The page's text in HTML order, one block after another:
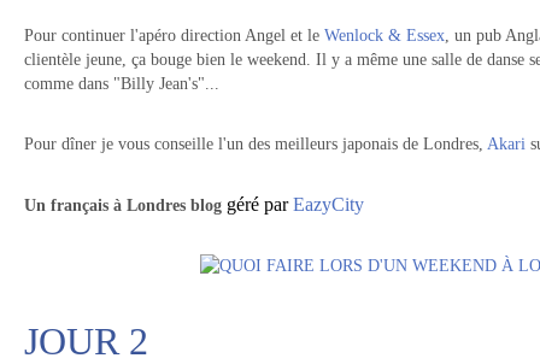
Pour continuer l'apéro direction Angel et le Wenlock & Essex, un pub
clientèle jeune, ça bouge bien le weekend. Il y a même une salle de danse
comme dans "Billy Jean's"...
Pour dîner je vous conseille l'un des meilleurs japonais de Londres, Akari
Un français à Londres blog géré parEazyCity
JOUR 2